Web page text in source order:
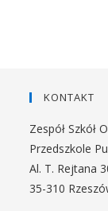
KONTAKT
Zespół Szkół
Przedszkole
Al. T. Rejtana
35-310